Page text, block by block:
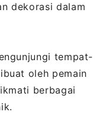
dekorasi dalam
tempat-
oleh pemain
berbagai